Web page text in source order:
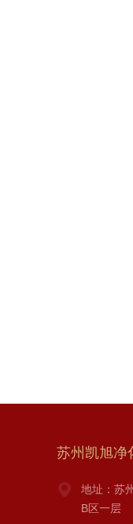
苏州凯旭净
地址：苏
B区一层